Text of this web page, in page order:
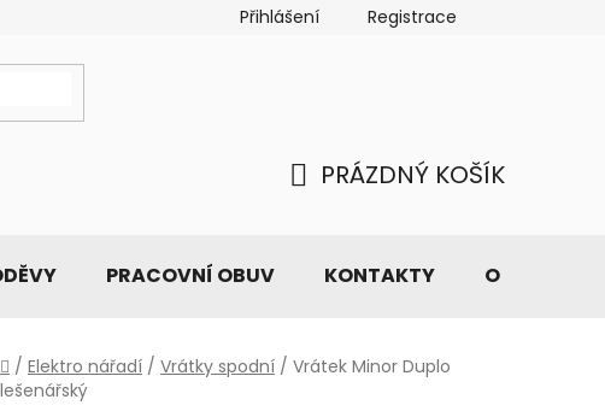
Přihlášení Registrace
KOŠÍK
PRÁZDNÝ KOŠÍK
PRACOVNÍ OBUV KONTAKTY O NÁS
Domů
/ Elektro nářadí / Vrátky spodní / Vrátek Minor Duplo
lešenářský